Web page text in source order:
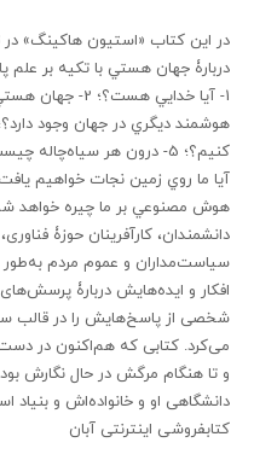
در اين كتاب «استيون هاكينگ»
دربارۀ جهان هستي با تكيه بر
دانشمندان، کارآفرینان حوزۀ
سیاست‌مداران و عموم مردم
افکار و ایده‌هایش دربارۀ
شخصی از پاسخ‌هایش را در قالب
می‌کرد. کتابی که هم‌اکنون در
و تا هنگام مرگش در حال نگارش
دانشگاهی او و خانواده‌اش و
کتابفروشی اینترنتی آبان